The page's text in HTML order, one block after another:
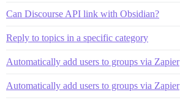
Can Discourse API link with Obsidian?
Reply to topics in a specific category
Automatically add users to groups via Zapier
Automatically add users to groups via Zapier